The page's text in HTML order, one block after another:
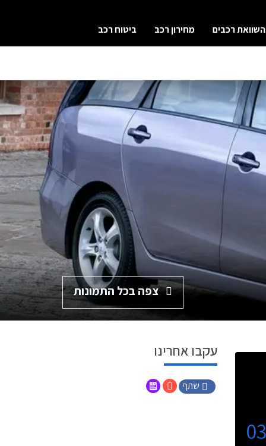
השוואת רכבים מחירון רכב ביטוח רכב
צפה בכל התמונות
עקבו אחרינו
שתף